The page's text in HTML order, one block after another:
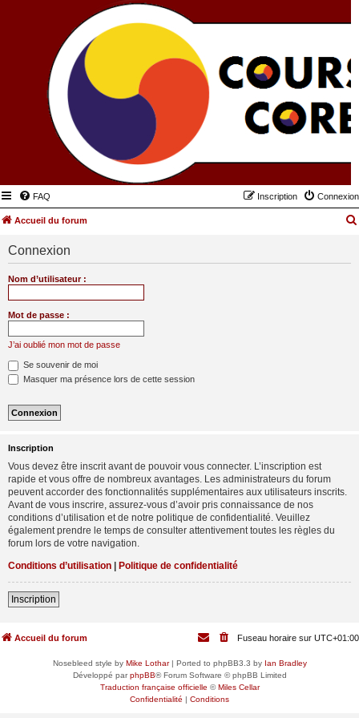
FAQ Connexion
Inscription
Accueil du forum
Connexion
Nom d’utilisateur :
Mot de passe :
J’ai oublié mon mot de passe
Se souvenir de moi
Masquer ma présence lors de cette session
Inscription
Vous devez être inscrit avant de pouvoir vous connecter. L’inscription est
rapide et vous offre de nombreux avantages. Les administrateurs du forum
peuvent accorder des fonctionnalités supplémentaires aux utilisateurs inscrits.
Avant de vous inscrire, assurez-vous d’avoir pris connaissance de nos
conditions d’utilisation et de notre politique de confidentialité. Veuillez
également prendre le temps de consulter attentivement toutes les règles du
forum lors de votre navigation.
Conditions d’utilisation | Politique de confidentialité
Inscription
Accueil du forum Fuseau horaire sur UTC+01:00
Nosebleed style by Mike Lothar| Ported to phpBB3.3 by Ian Bradley
Développé parphpBB® Forum Software © phpBB Limited
Traduction française officielle ©Miles Cellar
Confidentialité | Conditions